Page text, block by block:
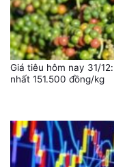
Giá tiêu hôm nay 31/
nhất 151.500 đồng/kg